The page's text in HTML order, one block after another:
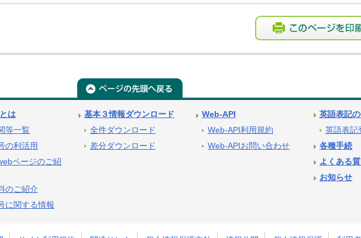
は
等一覧
の利活用
ページのご紹
のご紹介
に関する情報
基本３情報ダウンロード
全件ダウンロード
差分ダウンロード
Web-API
Web-API利用規約
Web-APIお問い合わせ
英語表記
英語表記
各種手続
よくある質
お知らせ